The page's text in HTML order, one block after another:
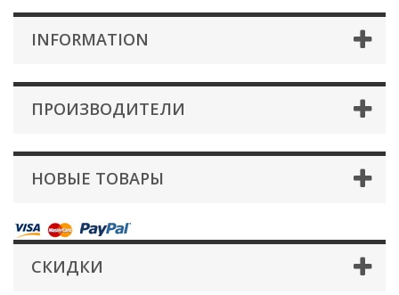
INFORMATION
ПРОИЗВОДИТЕЛИ
НОВЫЕ ТОВАРЫ
СКИДКИ